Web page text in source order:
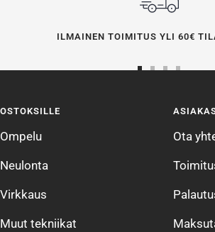
ILMAINEN TOIMITUS YLI 60€
4
OSTOKSILLE
Ompelu
Neulonta
Virkkaus
Muut tekniikat
Ota